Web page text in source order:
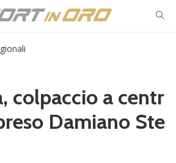
colpaccio a centr
Damiano Ste